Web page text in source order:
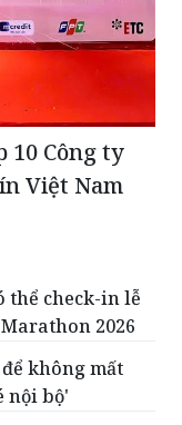
10 Công ty
Việt Nam
thể check-in lễ
2026
để không mất
nội bộ'